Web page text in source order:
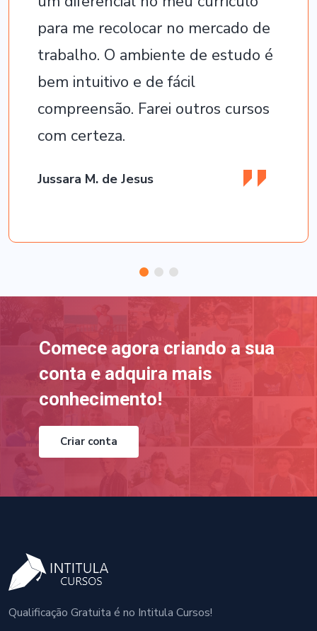
para me recolocar no mercado de
trabalho. O ambiente de estudo é
bem intuitivo e de fácil
compreensão. Farei outros cursos
com certeza.
Jussara M. de Jesus
Comece agora criando a sua
conta e adquira mais
conhecimento!
Criar conta
Qualificação Gratuita é no Intitula Cursos!